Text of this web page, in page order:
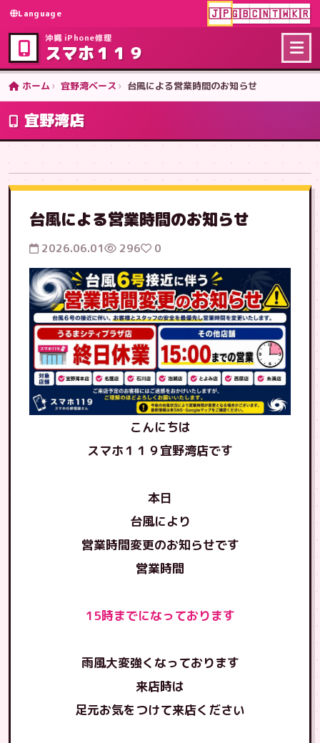
Language 🇯🇵🇬🇧🇨🇳🇹🇼🇰🇷
沖縄 iPhone修理
スマホ１１９
ホーム 宜野湾ベース 台風による営業時間のお知らせ
宜野湾店
台風による営業時間のお知らせ
2026.06.01 296 0
こんにちは
スマホ１１９宜野湾店です
本日
台風により
営業時間変更のお知らせです
営業時間
15時までになっております
雨風大変強くなっております
来店時は
足元お気をつけて来店ください